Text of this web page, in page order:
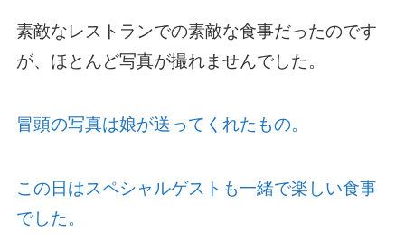
素敵なレストランでの素敵な食事だったのです
が、ほとんど写真が撮れませんでした。
冒頭の写真は娘が送ってくれたもの。
この日はスペシャルゲストも一緒で楽しい食事
でした。